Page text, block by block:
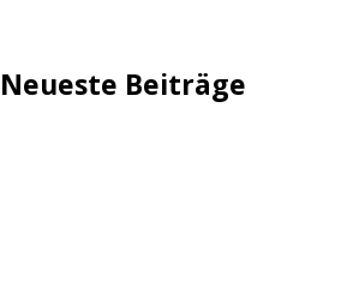
Neueste Beiträge